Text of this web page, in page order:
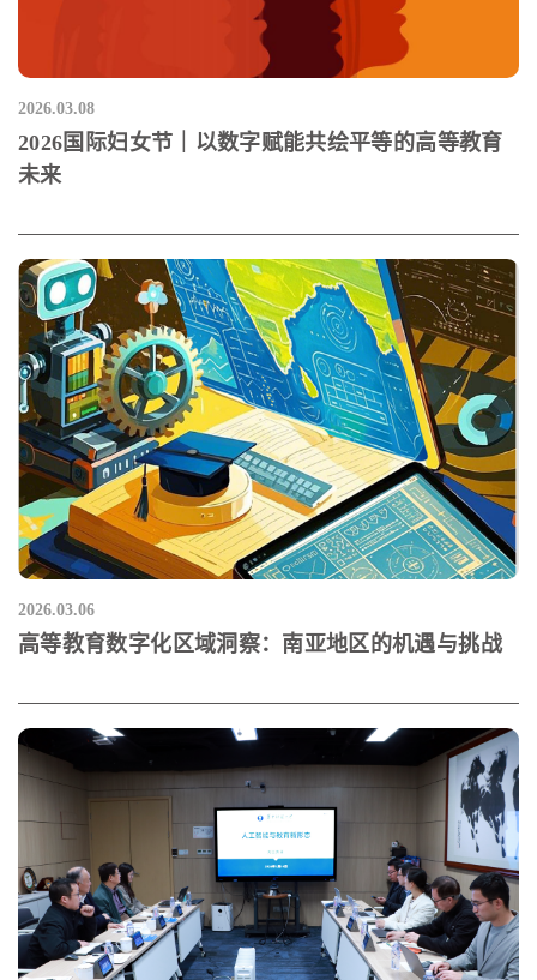
2026.03.08
2026国际妇女节｜以数字赋能共绘平等的高等教育
未来
2026.03.06
高等教育数字化区域洞察：南亚地区的机遇与挑战